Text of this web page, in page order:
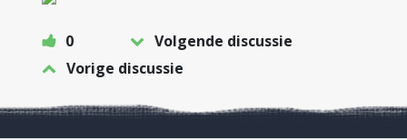
0
Volgende discussie
Vorige discussie